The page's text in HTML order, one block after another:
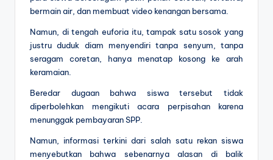
bermain air, dan membuat video kenangan bersama.
Namun, di tengah euforia itu, tampak satu sosok yang
justru duduk diam menyendiri tanpa senyum, tanpa
seragam coretan, hanya menatap kosong ke arah
keramaian.
Beredar dugaan bahwa siswa tersebut tidak
diperbolehkan mengikuti acara perpisahan karena
menunggak pembayaran SPP.
Namun, informasi terkini dari salah satu rekan siswa
menyebutkan bahwa sebenarnya alasan di balik